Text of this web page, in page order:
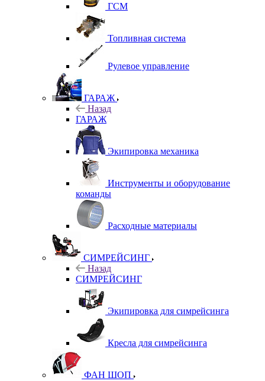
ГСМ
Топливная система
Рулевое управление
ГАРАЖ
Назад
ГАРАЖ
Экипировка механика
Инструменты и оборудование
команды
Расходные материалы
СИМРЕЙСИНГ
Назад
СИМРЕЙСИНГ
Экипировка для симрейсинга
Кресла для симрейсинга
ФАН ШОП